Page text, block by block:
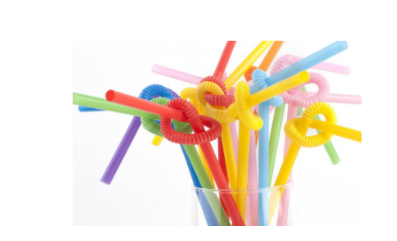
后通过挤出、切割成粒的设备。塑料造粒机广泛应用
于塑料再生利用的行业。 此外，还有塑料破碎机、塑
料混合机、塑料热压机等各种类型的塑料机械，用于
不同的加工和生产需求。以上仅为部分主要分类，塑
料机械的种类还有很多，不断发展和创新中。 如有任
何问题，欢迎微信联系我们。 塑料机械外贸形势如
何？出口是否好做？ 塑料机械的外贸形势目前相对较
好，出口潜力较大。塑料机械是塑料加工行业的重要
设备，广泛应用于各个领域，包括建筑、汽车、电
子、包装等行业。随着全球经济的发展和工业化进程
5G路由器将在这些场景中发挥重要作用，为各行业
提供稳定、快速的互联网连接。 3. 产业协同：5G路
由器的发展需要产业链上下游的合作与协同。各个环
节的企业需要加强合作，共同推动5G路由器市场的
发展。同时，还需要加强与运营商、政府等相关机构
的合作，共同推动5G技术的发展和应用。 总之，5G
路由器作为5G技术的重要应用之一，具有广阔的市
场前景和发展潜力。未来，随着5G技术的不断成熟
和商用化，5G路由器将会在各行业中发挥更重要的
动了锅炉行业的发展。工业生产和人口增长导致对能
源的需求不断增加，而锅炉作为能源转化的重要设
备，在满足能源需求方面发挥着重要作用。 其次，环
境保护意识的提高促使锅炉行业向更清洁、高效的方
向发展。传统锅炉燃烧煤炭等化石燃料会产生大量的
污染物，对环境造成严重影响。因此，发展低排放、
高效率的锅炉技术成为行业的重要趋势。例如，采用
生物质能源、天然气等清洁能源替代传统燃料，以及
提高燃烧效率和废气处理技术，都是行业发展的方